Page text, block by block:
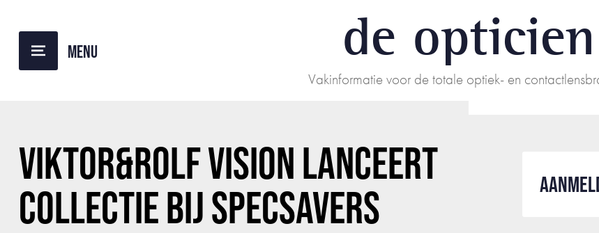
de opticien
Vakinformatie voor de totale optiek- en
VIKTOR&ROLF VISION LANCEERT
COLLECTIE BIJ SPECSAVERS